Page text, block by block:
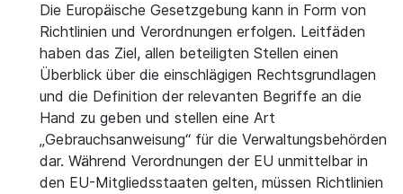
Die Europäische Gesetzgebung kann in Form von
Richtlinien und Verordnungen erfolgen. Leitfäden
haben das Ziel, allen beteiligten Stellen einen
Überblick über die einschlägigen Rechtsgrundlagen
und die Definition der relevanten Begriffe an die
Hand zu geben und stellen eine Art
„Gebrauchsanweisung“ für die Verwaltungsbehörden
dar. Während Verordnungen der EU unmittelbar in
den EU-Mitgliedsstaaten gelten, müssen Richtlinien